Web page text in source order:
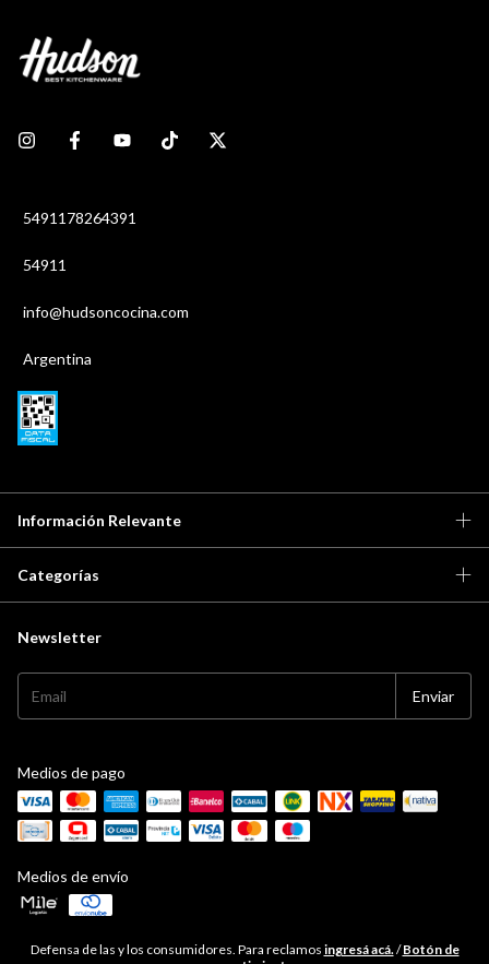
5491178264391
54911
info@hudsoncocina.com
Argentina
Información Relevante
Categorías
Newsletter
Medios de pago
Medios de envío
Defensa de las y los consumidores. Para reclamos ingresá acá./ Botón de